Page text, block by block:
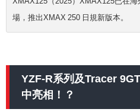
場，推出XMAX 250 日規新版本。
YZF-R系列及Tracer
中亮相！？